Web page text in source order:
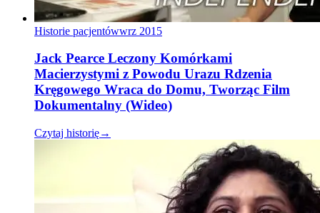
Historie pacjentówwrz 2015
Jack Pearce Leczony Komórkami
Macierzystymi z Powodu Urazu Rdzenia
Kręgowego Wraca do Domu, Tworząc Film
Dokumentalny (Wideo)
Czytaj historię→